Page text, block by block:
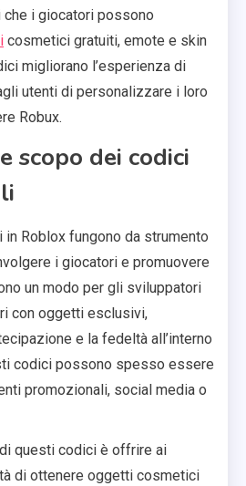
i giocatori possono
cosmetici gratuiti, emote e skin
migliorano l’esperienza di
utenti di personalizzare i loro
Robux.
scopo dei codici
in Roblox fungono da strumento
i giocatori e promuovere
un modo per gli sviluppatori
con oggetti esclusivi,
e la fedeltà all’interno
codici possono spesso essere
promozionali, social media o
questi codici è offrire ai
di ottenere oggetti cosmetici